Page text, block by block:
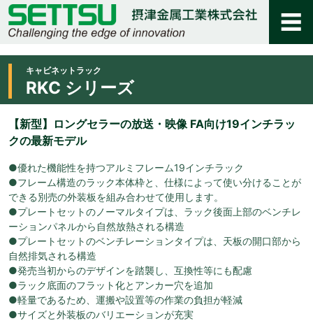
キャビネットラック
RKC シリーズ
【新型】ロングセラーの放送・映像 FA向け19インチラッ
クの最新モデル
●優れた機能性を持つアルミフレーム19インチラック
●フレーム構造のラック本体枠と、仕様によって使い分けることが
できる別売の外装板を組み合わせて使用します。
●プレートセットのノーマルタイプは、ラック後面上部のベンチレ
ーションパネルから自然放熱される構造
●プレートセットのベンチレーションタイプは、天板の開口部から
自然排気される構造
●発売当初からのデザインを踏襲し、互換性等にも配慮
●ラック底面のフラット化とアンカー穴を追加
●軽量であるため、運搬や設置等の作業の負担が軽減
●サイズと外装板のバリエーションが充実